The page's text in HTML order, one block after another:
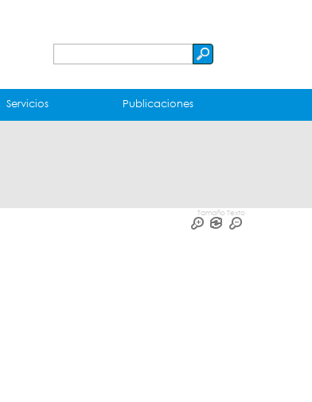
Servicios Publicaciones
Tamaño Texto